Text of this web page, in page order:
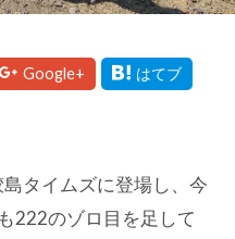
島タイムズに登場し、今
222のゾロ目を足して